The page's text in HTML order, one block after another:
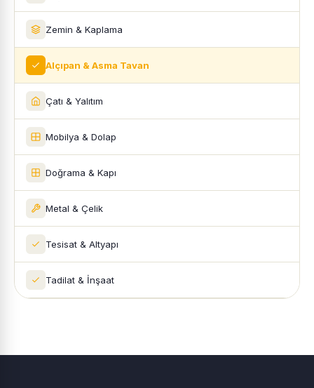
Zemin & Kaplama
Alçıpan & Asma Tavan
Çatı & Yalıtım
Mobilya & Dolap
Doğrama & Kapı
Metal & Çelik
Tesisat & Altyapı
Tadilat & İnşaat